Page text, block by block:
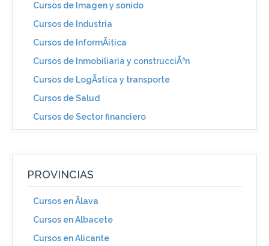
Cursos de Imagen y sonido
Cursos de Industria
Cursos de InformÃ¡tica
Cursos de Inmobiliaria y construcciÃ³n
Cursos de LogÃ­stica y transporte
Cursos de Salud
Cursos de Sector financiero
PROVINCIAS
Cursos en Ãlava
Cursos en Albacete
Cursos en Alicante